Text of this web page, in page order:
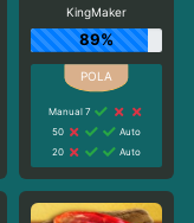
KingMaker
89%
Manual 7
50
Auto
20
Auto